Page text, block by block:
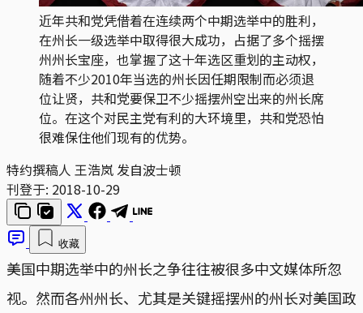
近年共和党凭借着在连续两个中期选举中的胜利，
在州长一级选举中取得很大成功，占据了多个摇摆
州州长宝座，也掌握了这十年选区重划的主动权，
随着不少2010年当选的州长因任期限制而必须退
位让贤，共和党要保卫不少摇摆州空出来的州长席
位。在这个对民主党有利的大环境里，共和党恐怕
很难保住他们现有的优势。
特约撰稿人 王浩岚 发自波士顿
刊登于: 2018-10-29
收藏
美国中期选举中的州长之争往往被很多中文媒体所忽
视。然而各州州长、尤其是关键摇摆州的州长对美国政